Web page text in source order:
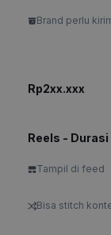
Brand perlu
Rp2xx.xxx
Reels - Durasi
Tampil di feed
Bisa stitch